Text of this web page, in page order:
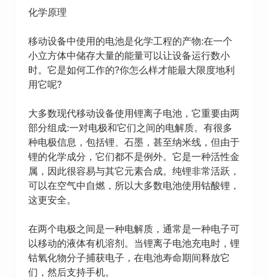
化学原理
移动设备中使用的电池是化学工程的产物:在一个
小立方体中储存大量的能量可以让设备运行数小
时。它是如何工作的?你怎么样才能最大限度地利
用它呢?
大多数现代移动设备使用锂离子电池，它重要由两
部分组成:一对电极和它们之间的电解质。有很多
种电极信息，包括锂、石墨，甚至纳米线，但由于
锂的化学成分，它们都不是例外。它是一种活性金
属，因此很容易与其它元素合成。纯锂非常活跃，
可以在空气中自燃，所以大多数电池使用钴酸锂，
这更安全。
在两个电极之间是一种电解质，通常是一种电子可
以移动的液体有机溶剂。当锂离子电池充电时，锂
钴氧化物分子捕获电子，在电池寿命期间释放它
们，然后支持手机。